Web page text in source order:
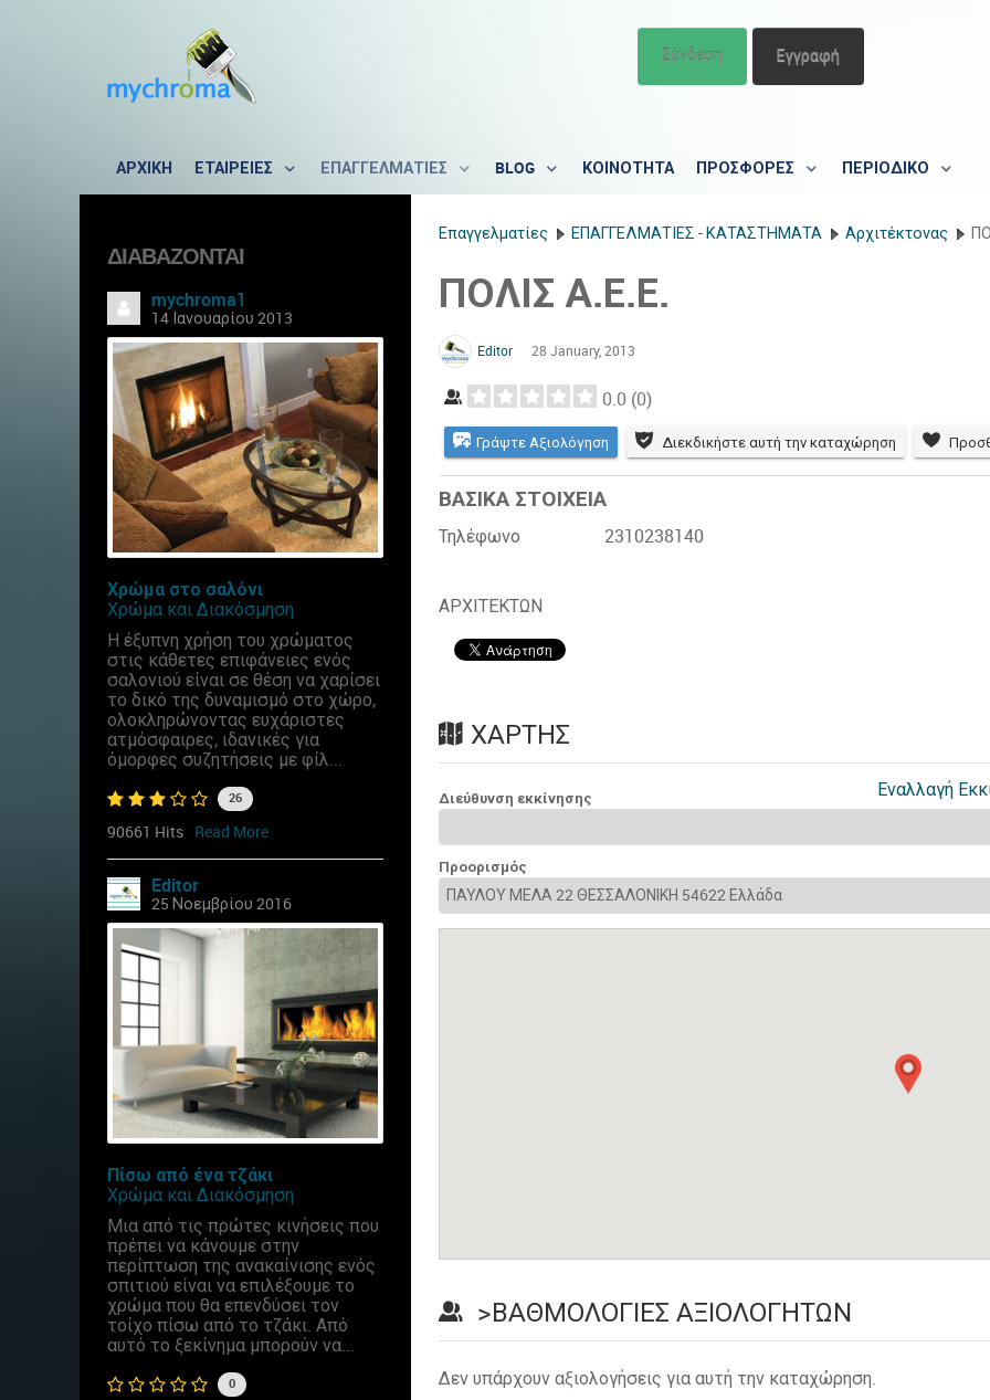
Σύνδεση Εγγραφή
ΑΡΧΙΚΗ ΕΤΑΙΡΕΙΕΣ ΕΠΑΓΓΕΛΜΑΤΙΕΣ BLOG ΚΟΙΝΟΤΗΤΑ ΠΡΟΣΦΟΡΕΣ ΠΕΡΙΟΔΙΚΟ
ΔΙΑΒΆΖΟΝΤΑΙ
mychroma1
14 Ιανουαρίου 2013
Χρώμα στο σαλόνι
Χρώμα και Διακόσμηση
Η έξυπνη χρήση του χρώματος
στις κάθετες επιφάνειες ενός
σαλονιού είναι σε θέση να χαρίσει
το δικό της δυναμισμό στο χώρο,
ολοκληρώνοντας ευχάριστες
ατμόσφαιρες, ιδανικές για
όμορφες συζητήσεις με φίλ...
26
90661 Hits Read More
Editor
25 Νοεμβρίου 2016
Πίσω από ένα τζάκι
Χρώμα και Διακόσμηση
Μια από τις πρώτες κινήσεις που
πρέπει να κάνουμε στην
περίπτωση της ανακαίνισης ενός
σπιτιού είναι να επιλέξουμε το
χρώμα που θα επενδύσει τον
τοίχο πίσω από το τζάκι. Από
αυτό το ξεκίνημα μπορούν να...
0
Επαγγελματίες ΕΠΑΓΓΕΛΜΑΤΙΕΣ - ΚΑΤΑΣΤΗΜΑΤΑ Αρχιτέκτονας
ΠΟΛΙΣ Α.Ε.Ε.
Editor 28 January, 2013
0.0 (0)
Γράψτε Αξιολόγηση Διεκδικήστε αυτή την καταχώρηση
ΒΑΣΙΚΑ ΣΤΟΙΧΕΙΑ
Τηλέφωνο 2310238140
ΑΡΧΙΤΕΚΤΩΝ
ΧΆΡΤΗΣ
Εναλλαγή
Διεύθυνση εκκίνησης
Προορισμός
>ΒΑΘΜΟΛΟΓΊΕΣ ΑΞΙΟΛΟΓΗΤΏΝ
Δεν υπάρχουν αξιολογήσεις για αυτή την καταχώρηση.